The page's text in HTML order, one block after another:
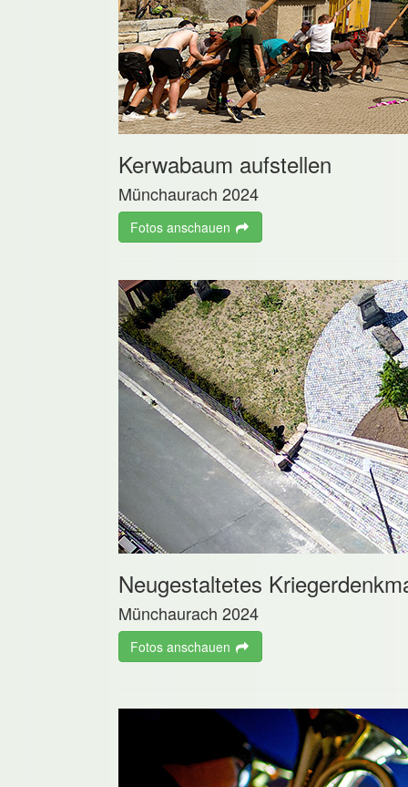
Kerwabaum aufstellen
Münchaurach 2024
Fotos anschauen
Neugestaltetes
Münchaurach 2024
Fotos anschauen